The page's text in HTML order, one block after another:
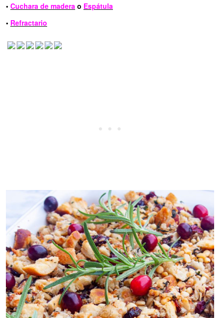
• Cuchara de madera o Espátula
• Refractario